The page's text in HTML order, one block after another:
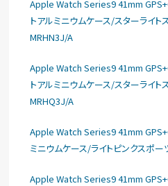
Apple Watch Series9 41mm
トアルミニウムケース/スターライ
MRHN3J/A
Apple Watch Series9 41mm
トアルミニウムケース/スターライト
MRHQ3J/A
Apple Watch Series9 41mm
ミニウムケース/ライトピンクスポ
Apple Watch Series9 41mm